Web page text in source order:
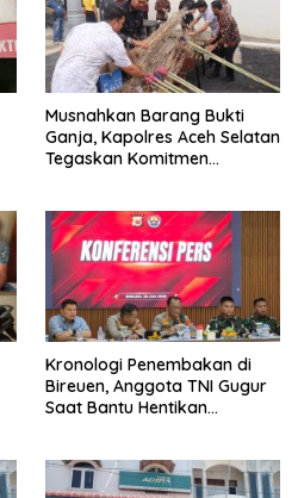
Musnahkan Barang Bukti
Ganja, Kapolres Aceh Selatan
Tegaskan Komitmen
Kronologi Penembakan di
Bireuen, Anggota TNI Gugur
Saat Bantu Hentikan